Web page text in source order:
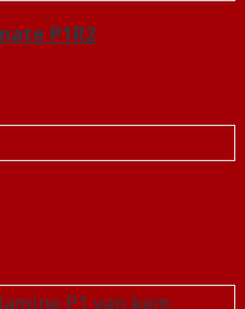
P1R2